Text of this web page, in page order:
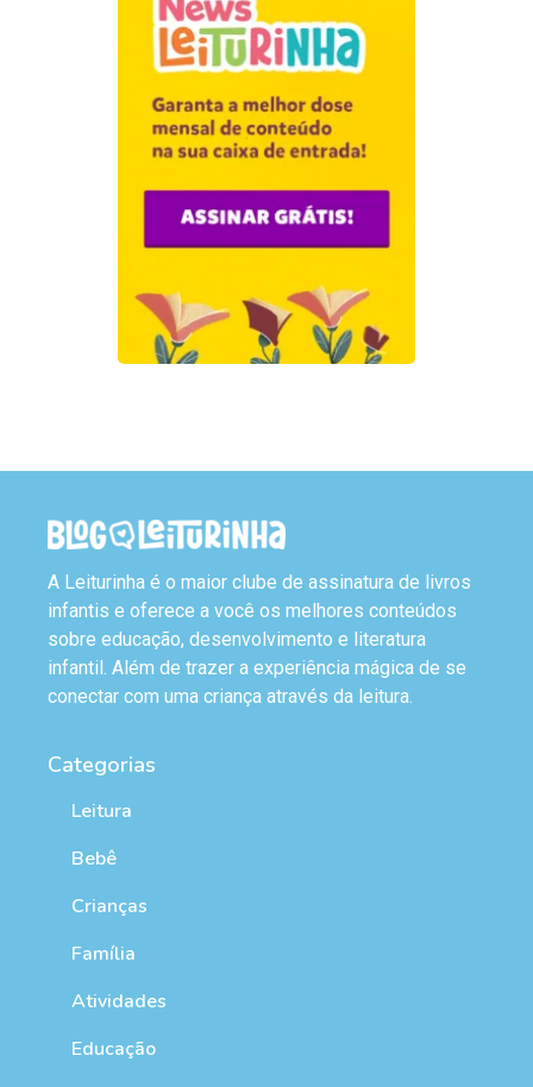
A Leiturinha é o maior clube de assinatura de livros
infantis e oferece a você os melhores conteúdos
sobre educação, desenvolvimento e literatura
infantil. Além de trazer a experiência mágica de se
conectar com uma criança através da leitura.
Categorias
Leitura
Bebê
Crianças
Família
Atividades
Educação